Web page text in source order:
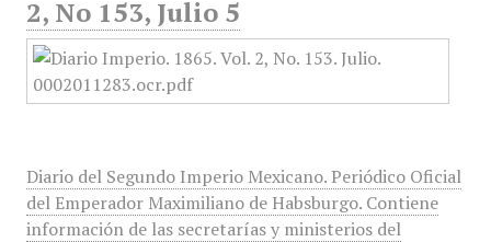
2, No 153, Julio 5
Diario del Segundo Imperio Mexicano. Periódico Oficial
del Emperador Maximiliano de Habsburgo. Contiene
información de las secretarías y ministerios del